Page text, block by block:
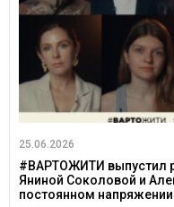
25.06.2026
#ВАРТОЖИТИ выпустил
Яниной Соколовой и
постоянном напряжении